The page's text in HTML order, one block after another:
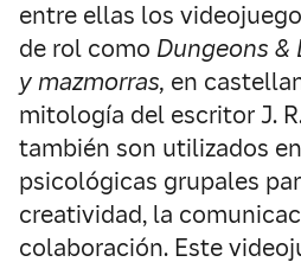
entre ellas los
de rol como Dungeons &
y mazmorras, en
mitología del escritor J.
también son utilizados
psicológicas grupales
creatividad, la
colaboración. Este